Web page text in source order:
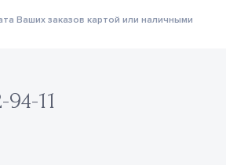
Ваших заказов картой или наличными
11